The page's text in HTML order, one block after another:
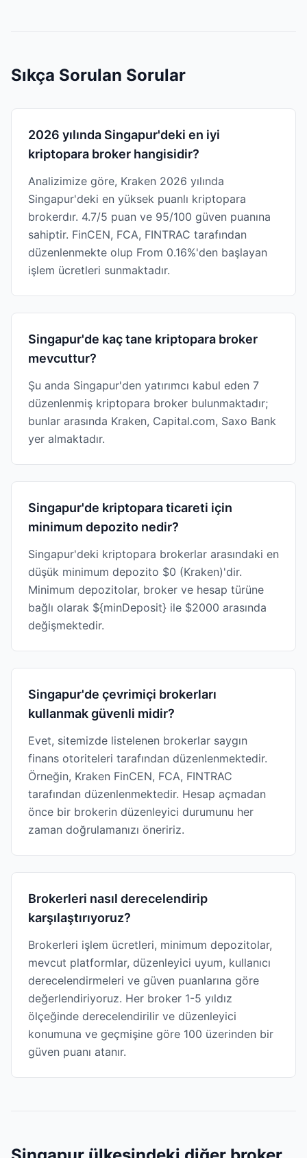
Sıkça Sorulan Sorular
2026 yılında Singapur'deki en iyi
kriptopara broker hangisidir?
Analizimize göre, Kraken 2026 yılında
Singapur'deki en yüksek puanlı kriptopara
brokerdır. 4.7/5 puan ve 95/100 güven puanına
sahiptir. FinCEN, FCA, FINTRAC tarafından
düzenlenmekte olup From 0.16%'den başlayan
işlem ücretleri sunmaktadır.
Singapur'de kaç tane kriptopara broker
mevcuttur?
Şu anda Singapur'den yatırımcı kabul eden 7
düzenlenmiş kriptopara broker bulunmaktadır;
bunlar arasında Kraken, Capital.com, Saxo Bank
yer almaktadır.
Singapur'de kriptopara ticareti için
minimum depozito nedir?
Singapur'deki kriptopara brokerlar arasındaki en
düşük minimum depozito $0 (Kraken)'dir.
Minimum depozitolar, broker ve hesap türüne
bağlı olarak ${minDeposit} ile $2000 arasında
değişmektedir.
Singapur'de çevrimiçi brokerları
kullanmak güvenli midir?
Evet, sitemizde listelenen brokerlar saygın
finans otoriteleri tarafından düzenlenmektedir.
Örneğin, Kraken FinCEN, FCA, FINTRAC
tarafından düzenlenmektedir. Hesap açmadan
önce bir brokerin düzenleyici durumunu her
zaman doğrulamanızı öneririz.
Brokerleri nasıl derecelendirip
karşılaştırıyoruz?
Brokerleri işlem ücretleri, minimum depozitolar,
mevcut platformlar, düzenleyici uyum, kullanıcı
derecelendirmeleri ve güven puanlarına göre
değerlendiriyoruz. Her broker 1-5 yıldız
ölçeğinde derecelendirilir ve düzenleyici
konumuna ve geçmişine göre 100 üzerinden bir
güven puanı atanır.